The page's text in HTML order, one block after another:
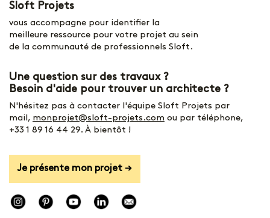
Sloft Projets
vous accompagne pour identifier la
meilleure ressource pour votre projet au sein
de la communauté de professionnels Sloft.
Une question sur des travaux ?
Besoin d'aide pour trouver un architecte ?
N'hésitez pas à contacter l'équipe Sloft Projets par
mail, monprojet@sloft-projets.com ou par téléphone,
+33 1 89 16 44 29. À bientôt !
Je présente mon projet →